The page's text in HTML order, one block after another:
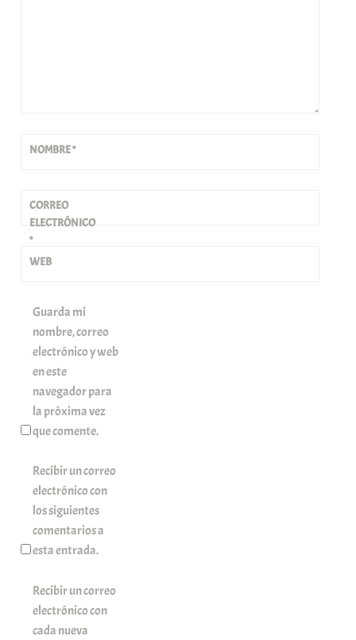
NOMBRE*
CORREO
ELECTRÓNICO
*
WEB
Guarda mi
nombre, correo
electrónico y web
en este
navegador para
la próxima vez
que comente.
Recibir un correo
electrónico con
los siguientes
comentarios a
esta entrada.
Recibir un correo
electrónico con
cada nueva